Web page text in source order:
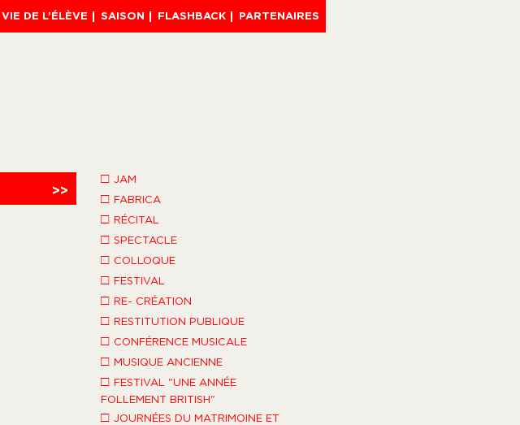
VIE DE L’ÉLÈVE SAISON FLASHBACK PARTENAIRES
>>
□ JAM
□ FABRICA
□ RÉCITAL
□ SPECTACLE
□ COLLOQUE
□ FESTIVAL
□ RE- CRÉATION
□ RESTITUTION PUBLIQUE
□ CONFÉRENCE MUSICALE
□ MUSIQUE ANCIENNE
□ FESTIVAL "UNE ANNÉE
FOLLEMENT BRITISH"
□ JOURNÉES DU MATRIMOINE ET